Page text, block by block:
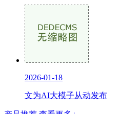
2026-01-18
文为AI大模子从动发布